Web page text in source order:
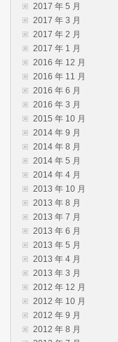
2017 年 5 月
2017 年 3 月
2017 年 2 月
2017 年 1 月
2016 年 12 月
2016 年 11 月
2016 年 6 月
2016 年 3 月
2015 年 10 月
2014 年 9 月
2014 年 8 月
2014 年 5 月
2014 年 4 月
2013 年 10 月
2013 年 8 月
2013 年 7 月
2013 年 6 月
2013 年 5 月
2013 年 4 月
2013 年 3 月
2012 年 12 月
2012 年 10 月
2012 年 9 月
2012 年 8 月